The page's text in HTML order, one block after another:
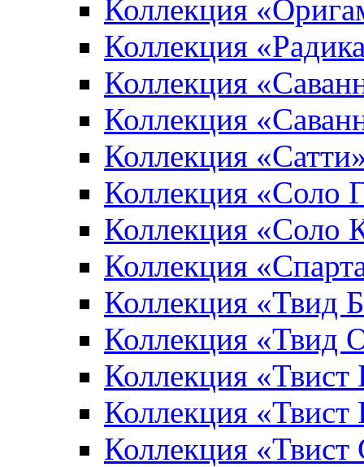
Коллекция
Коллекция
Коллекция
Коллекция
Коллекция
Коллекция «Соло
Коллекция «Соло
Коллекция
Коллекция «Твид
Коллекция «Твид
Коллекция
Коллекция
Коллекция